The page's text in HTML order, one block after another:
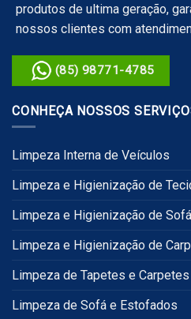
produtos de ultima geração,
nossos clientes com
(85) 98771-4785
CONHEÇA NOSSOS
Limpeza Interna de Veículos
Limpeza e Higienização de
Limpeza e Higienização de
Limpeza e Higienização de
Limpeza de Tapetes e Carpetes
Limpeza de Sofá e Estofados